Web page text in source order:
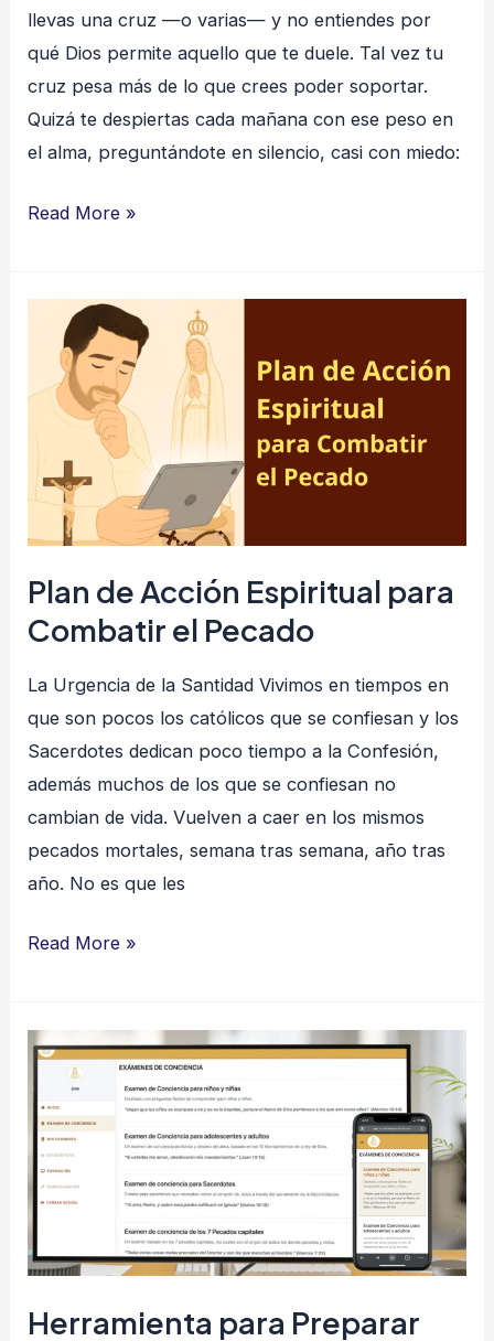
llevas una cruz —o varias— y no entiendes por
qué Dios permite aquello que te duele. Tal vez tu
cruz pesa más de lo que crees poder soportar.
Quizá te despiertas cada mañana con ese peso en
el alma, preguntándote en silencio, casi con miedo:
Read More »
Plan de Acción Espiritual para
Combatir el Pecado
La Urgencia de la Santidad Vivimos en tiempos en
que son pocos los católicos que se confiesan y los
Sacerdotes dedican poco tiempo a la Confesión,
además muchos de los que se confiesan no
cambian de vida. Vuelven a caer en los mismos
pecados mortales, semana tras semana, año tras
año. No es que les
Acción
Espiritual
para
Combatir
Pecado
Read More »
Herramienta para Preparar
Herramienta
Preparar
una
Buena
Confesión